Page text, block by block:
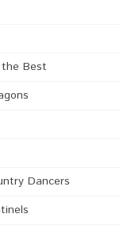
Best
Dancers